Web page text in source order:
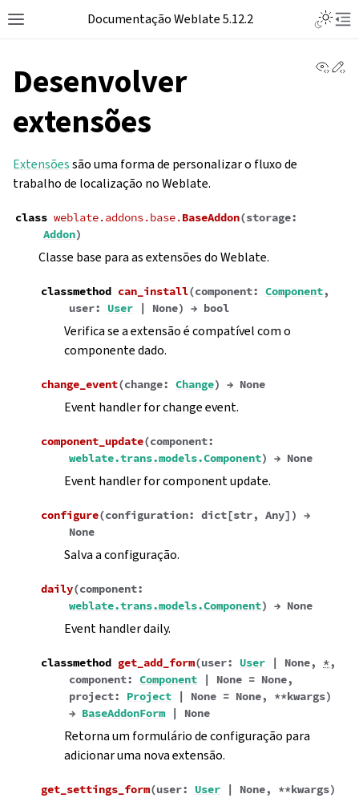
Toggle site navigation sidebar
Documentação Weblate 5.12.2
Desenvolver
extensões
Extensõessão uma forma de personalizar o fluxo de
trabalho de localização no Weblate.
class weblate.addons.base.BaseAddon(storage:
Addon)
Classe base para as extensões do Weblate.
classmethod can_install(component: Component,
user: User | None) → bool
Verifica se a extensão é compatível com o
componente dado.
change_event(change: Change) → None
Event handler for change event.
component_update(component:
weblate.trans.models.Component) → None
Event handler for component update.
configure(configuration: dict[str, Any] ) →
None
Salva a configuração.
daily(component:
weblate.trans.models.Component) → None
Event handler daily.
classmethod get_add_form(user: User | None, *,
component: Component | None = None,
project: Project | None = None, **kwargs)
→ BaseAddonForm | None
Retorna um formulário de configuração para
adicionar uma nova extensão.
get_settings_form(user: User | None, **kwargs)